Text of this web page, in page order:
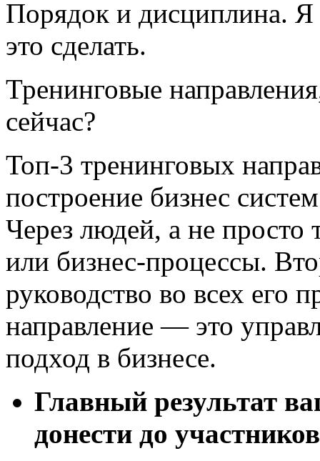
Порядок и дисциплина.
это сделать.
Тренинговые
сейчас?
Топ-3 тренинговых
построение бизнес
Через людей, а не просто
или бизнес-процессы.
руководство во всех его
направление — это
подход в бизнесе.
Главный результат
донести до